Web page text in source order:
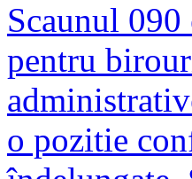
Scaunul
pentru
o pozitie